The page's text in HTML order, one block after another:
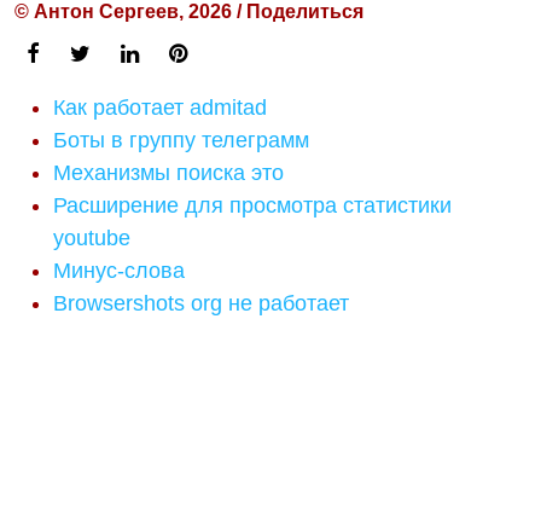
© Антон Сергеев, 2026 / Поделиться
Как работает admitad
Боты в группу телеграмм
Механизмы поиска это
Расширение для просмотра статистики
youtube
Минус-слова
Browsershots org не работает